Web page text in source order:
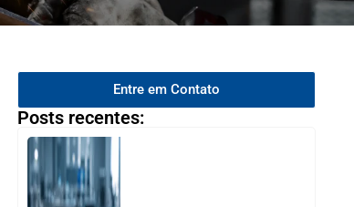
Entre em Contato
Posts recentes: